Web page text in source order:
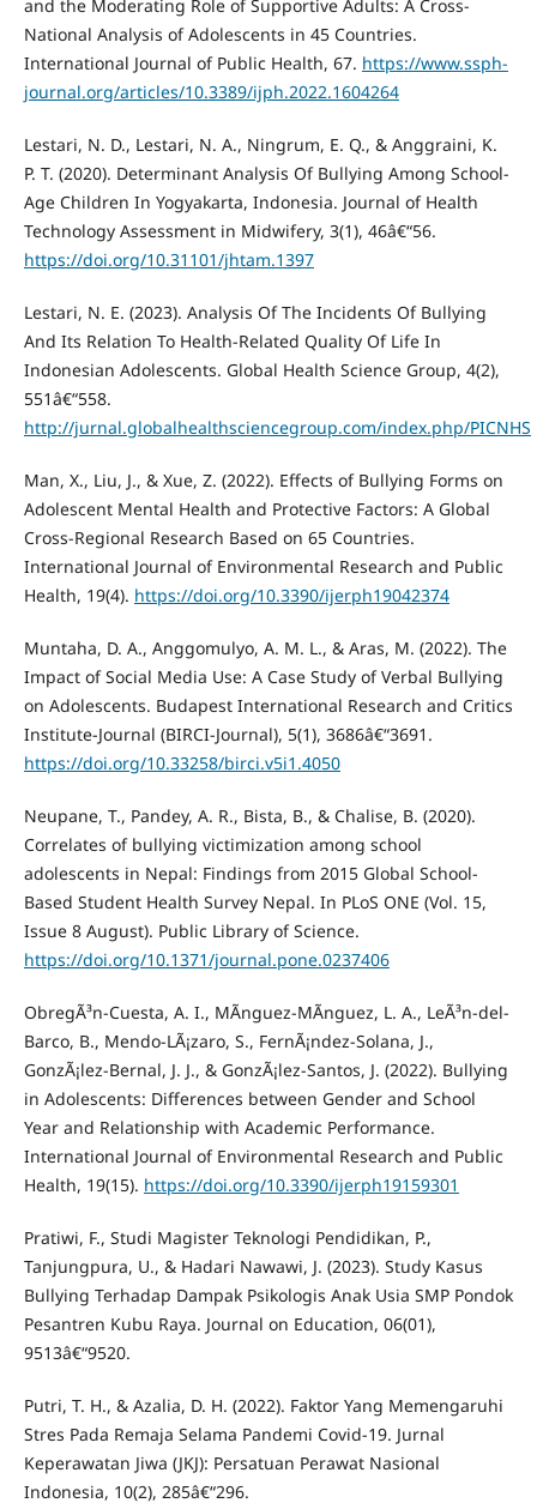
and the Moderating Role of Supportive Adults: A Cross-
National Analysis of Adolescents in 45 Countries.
International Journal of Public Health, 67. https://www.ssph-
journal.org/articles/10.3389/ijph.2022.1604264
Lestari, N. D., Lestari, N. A., Ningrum, E. Q., & Anggraini, K.
P. T. (2020). Determinant Analysis Of Bullying Among School-
Age Children In Yogyakarta, Indonesia. Journal of Health
Technology Assessment in Midwifery, 3(1), 46â€“56.
https://doi.org/10.31101/jhtam.1397
Lestari, N. E. (2023). Analysis Of The Incidents Of Bullying
And Its Relation To Health-Related Quality Of Life In
Indonesian Adolescents. Global Health Science Group, 4(2),
551â€“558.
http://jurnal.globalhealthsciencegroup.com/index.php/PICNHS
Man, X., Liu, J., & Xue, Z. (2022). Effects of Bullying Forms on
Adolescent Mental Health and Protective Factors: A Global
Cross-Regional Research Based on 65 Countries.
International Journal of Environmental Research and Public
Health, 19(4). https://doi.org/10.3390/ijerph19042374
Muntaha, D. A., Anggomulyo, A. M. L., & Aras, M. (2022). The
Impact of Social Media Use: A Case Study of Verbal Bullying
on Adolescents. Budapest International Research and Critics
Institute-Journal (BIRCI-Journal), 5(1), 3686â€“3691.
https://doi.org/10.33258/birci.v5i1.4050
Neupane, T., Pandey, A. R., Bista, B., & Chalise, B. (2020).
Correlates of bullying victimization among school
adolescents in Nepal: Findings from 2015 Global School-
Based Student Health Survey Nepal. In PLoS ONE (Vol. 15,
Issue 8 August). Public Library of Science.
https://doi.org/10.1371/journal.pone.0237406
ObregÃ³n-Cuesta, A. I., MÃ­nguez-MÃ­nguez, L. A., LeÃ³n-del-
Barco, B., Mendo-LÃ¡zaro, S., FernÃ¡ndez-Solana, J.,
GonzÃ¡lez-Bernal, J. J., & GonzÃ¡lez-Santos, J. (2022). Bullying
in Adolescents: Differences between Gender and School
Year and Relationship with Academic Performance.
International Journal of Environmental Research and Public
Health, 19(15). https://doi.org/10.3390/ijerph19159301
Pratiwi, F., Studi Magister Teknologi Pendidikan, P.,
Tanjungpura, U., & Hadari Nawawi, J. (2023). Study Kasus
Bullying Terhadap Dampak Psikologis Anak Usia SMP Pondok
Pesantren Kubu Raya. Journal on Education, 06(01),
9513â€“9520.
Putri, T. H., & Azalia, D. H. (2022). Faktor Yang Memengaruhi
Stres Pada Remaja Selama Pandemi Covid-19. Jurnal
Keperawatan Jiwa (JKJ): Persatuan Perawat Nasional
Indonesia, 10(2), 285â€“296.